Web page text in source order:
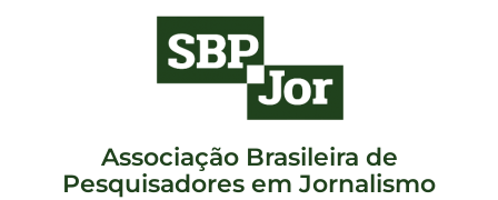
Associação Brasileira de
Pesquisadores em Jornalismo